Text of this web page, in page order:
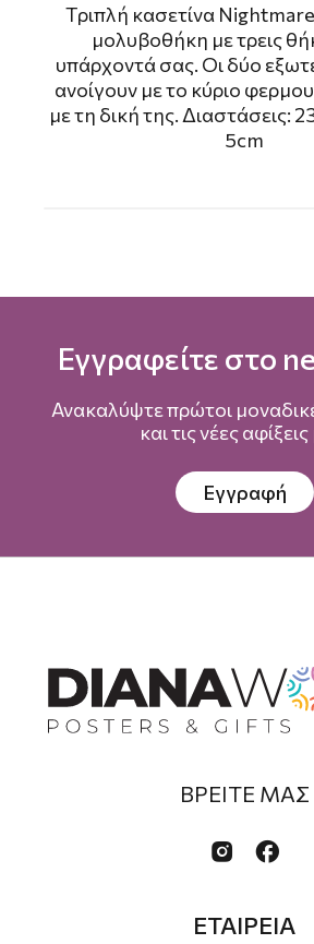
Tριπλή κασετίνα
μολυβοθήκη με τρεις
υπάρχοντά σας. Οι δύο
ανοίγουν με το κύριο
με τη δική της. Διαστάσεις:
5cm
Εγγραφείτε στο
Ανακαλύψτε πρώτοι
και τις νέες
Εγγραφή
ΒΡΕΙΤΕ ΜΑΣ
 
ΕΤΑΙΡΕΙΑ